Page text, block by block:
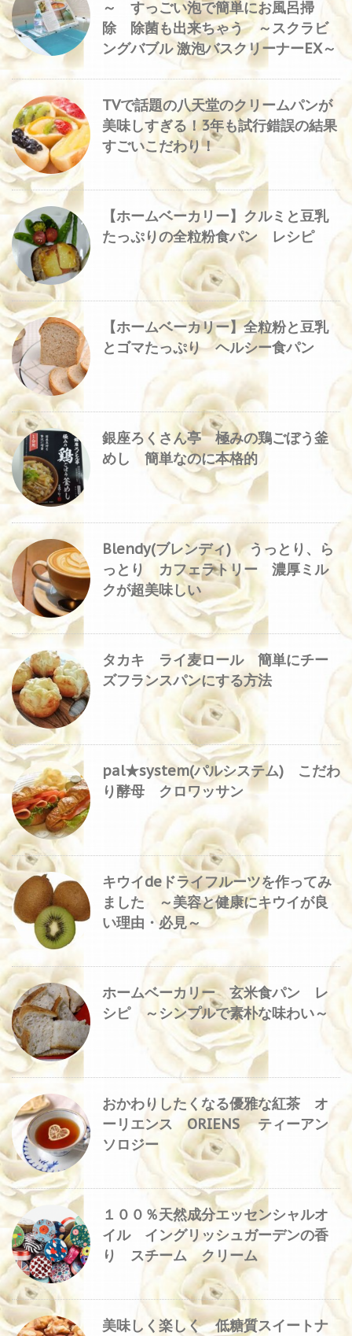
～ すっごい泡で簡単にお風呂掃
除 除菌も出来ちゃう ～スクラビ
ングバブル 激泡バスクリーナーEX～
TVで話題の八天堂のクリームパンが
美味しすぎる！3年も試行錯誤の結果
すごいこだわり！
【ホームベーカリー】クルミと豆乳
たっぷりの全粒粉食パン レシピ
【ホームベーカリー】全粒粉と豆乳
とゴマたっぷり ヘルシー食パン
銀座ろくさん亭 極みの鶏ごぼう釜
めし 簡単なのに本格的
Blendy(ブレンディ) うっとり、ら
っとり カフェラトリー 濃厚ミル
クが超美味しい
タカキ ライ麦ロール 簡単にチー
ズフランスパンにする方法
pal★system(パルシステム) こだわ
り酵母 クロワッサン
キウイdeドライフルーツを作ってみ
ました ～美容と健康にキウイが良
い理由・必見～
ホームベーカリー 玄米食パン レ
シピ ～シンプルで素朴な味わい～
おかわりしたくなる優雅な紅茶 オ
ーリエンス ORIENS ティーアン
ソロジー
１００％天然成分エッセンシャルオ
イル イングリッシュガーデンの香
り スチーム クリーム
美味しく楽しく 低糖質スイートナ